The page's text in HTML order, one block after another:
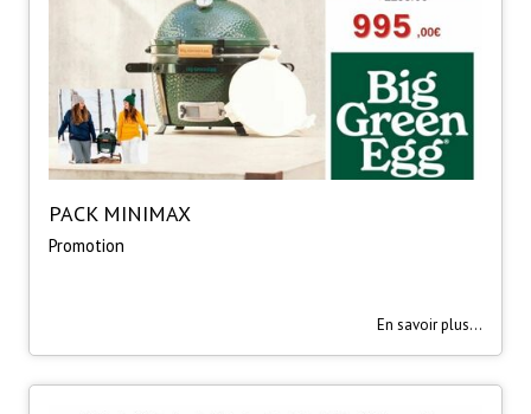
PACK MINIMAX
Promotion
En savoir plus...